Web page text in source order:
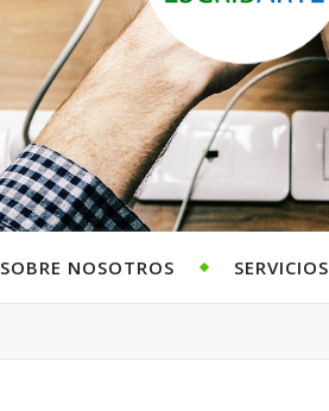
SOBRE NOSOTROS SERVICIOS